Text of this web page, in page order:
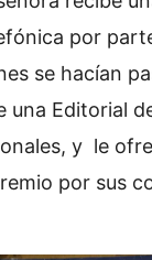
por
se hacían
una Editorial
y le
por sus